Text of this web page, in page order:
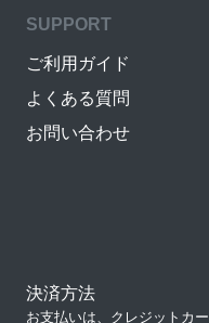
SUPPORT
ご利用ガイド
よくある質問
お問い合わせ
決済方法
お支払いは、クレジットカ